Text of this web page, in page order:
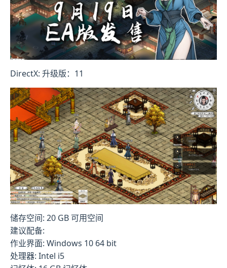
DirectX: 升级版：11
储存空间: 20 GB 可用空间
建议配备:
作业界面: Windows 10 64 bit
处理器: Intel i5